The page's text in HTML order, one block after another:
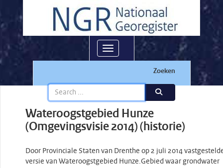
Toggle navigation
Zoeken
Wateroogstgebied Hunze
(Omgevingsvisie 2014) (historie)
Door Provinciale Staten van Drenthe op 2 juli 2014
versie van Wateroogstgebied Hunze.Gebied waar grondwater